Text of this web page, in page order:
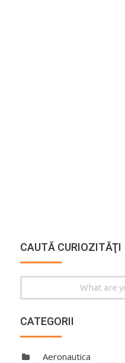
CAUTĂ CURIOZITĂŢI
for:
CATEGORII
Aeronautica